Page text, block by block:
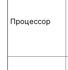
Процессор